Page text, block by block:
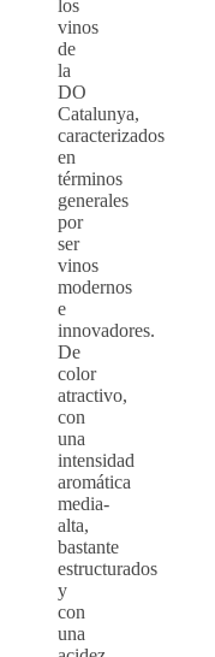
los
vinos
de
la
DO
Catalunya,
caracterizados
en
términos
generales
por
ser
vinos
modernos
e
innovadores.
De
color
atractivo,
con
una
intensidad
aromática
media-
alta,
bastante
estructurados
y
con
una